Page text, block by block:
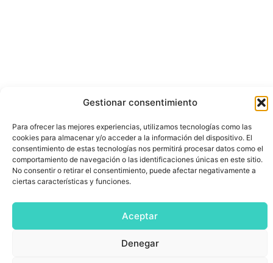
Gestionar consentimiento
Para ofrecer las mejores experiencias, utilizamos tecnologías como las
cookies para almacenar y/o acceder a la información del dispositivo. El
consentimiento de estas tecnologías nos permitirá procesar datos como el
comportamiento de navegación o las identificaciones únicas en este sitio.
No consentir o retirar el consentimiento, puede afectar negativamente a
ciertas características y funciones.
Aceptar
Denegar